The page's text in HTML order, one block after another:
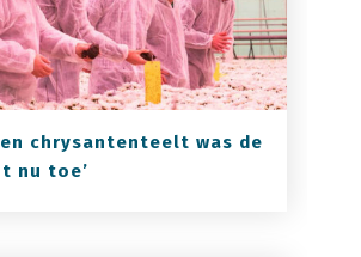
chrysantenteelt was de
nu toe’